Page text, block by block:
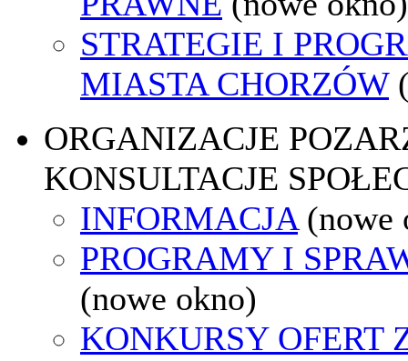
STRATEGIE I
MIASTA CHORZÓW
ORGANIZACJE
KONSULTACJE
INFORMACJA (nowe
PROGRAMY I
(nowe okno)
KONKURSY OFERT